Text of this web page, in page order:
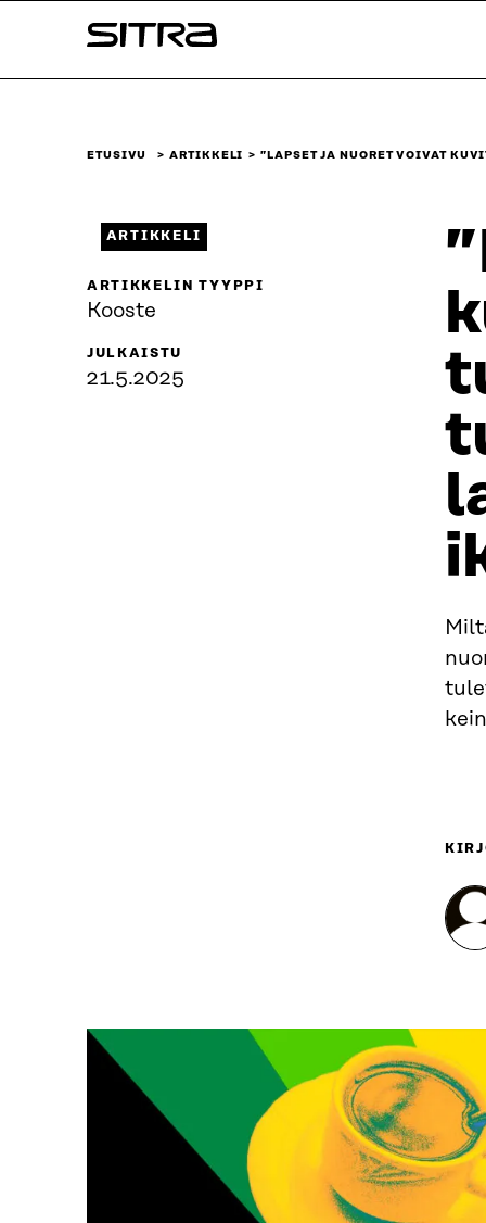
sisältöön
Sitra
ETUSIVU ARTIKKELI ”LAPSET JA NUORET VOIVAT
ARTIKKELI
ARTIKKELIN TYYPPI
Kooste
JULKAISTU
21.5.2025